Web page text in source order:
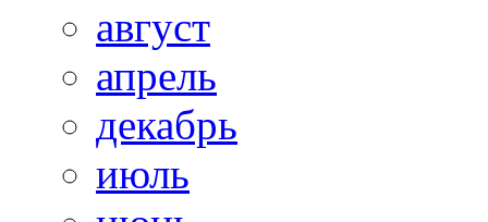
август
апрель
декабрь
июль